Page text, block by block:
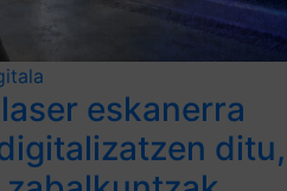
eskanerra
ditu,